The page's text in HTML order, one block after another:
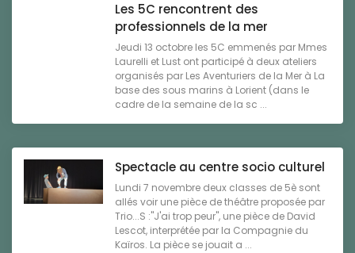
Les 5C rencontrent des
professionnels de la mer
Jeudi 13 octobre les 5C emmenés par Mmes
Laurelli et Lust ont participé à deux ateliers
organisés par Les Aventuriers de la Mer à La
base des sous marins à Lorient (dans le
cadre de la semaine de la sc ...
Spectacle au centre socio culturel
Lundi 7 novembre deux classes de 5è sont
allés voir une pièce de théâtre proposée par
Trio...S :"J'ai trop peur", une pièce de David
Lescot, interprétée par la Compagnie du
Kaïros. La pièce se jouait a ...